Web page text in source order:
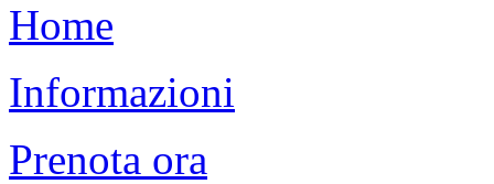
Home
Informazioni
Prenota ora